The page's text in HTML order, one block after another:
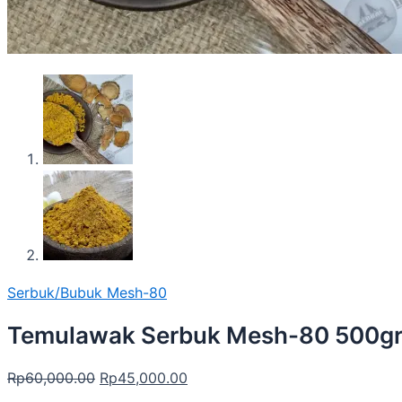
Serbuk/Bubuk Mesh-80
Temulawak Serbuk Mesh-80 500gr
Rp60,000.00 Rp45,000.00